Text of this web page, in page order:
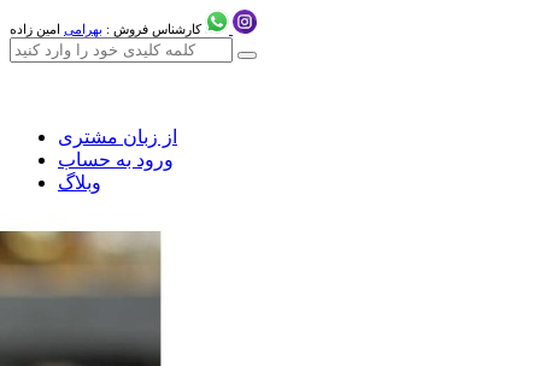
کارشناس فروش : بهرامی امین زاده
از زبان مشتری
ورود به حساب
وبلاگ